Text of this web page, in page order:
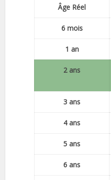
Âge Réel
6 mois
1 an
2 ans
3 ans
4 ans
5 ans
6 ans